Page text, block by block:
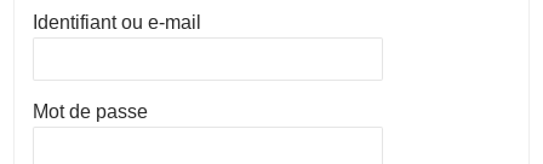
Identifiant ou e-mail
Mot de passe